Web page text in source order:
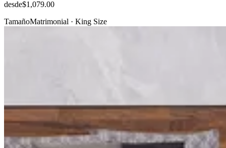
desde$1,079.00
TamañoMatrimonial · King Size